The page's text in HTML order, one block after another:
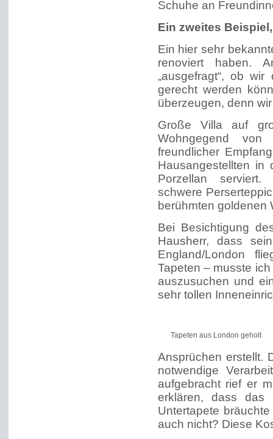
Schuhe an
Ein zweites
Ein hier sehr
renoviert haben.
„ausgefragt“, ob
gerecht werden
überzeugen, denn
Große Villa auf
Wohngegend von
freundlicher
Hausangestellten in
Porzellan serviert.
schwere
berühmten goldenen
Bei Besichtigung
Hausherr, dass
England/London
Tapeten – musste
auszusuchen und
sehr tollen
Tapeten aus London geholt
Ansprüchen erstellt.
notwendige
aufgebracht rief er
erklären, dass
Untertapete
auch nicht? Diese